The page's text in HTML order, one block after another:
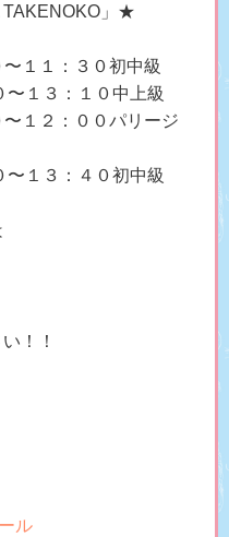
」★
１１：３０初中級
１０中上級
１２：００パリージ
４０初中級
！！
ル